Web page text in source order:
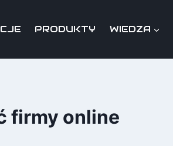
PRODUKTY WIEDZA
firmy online